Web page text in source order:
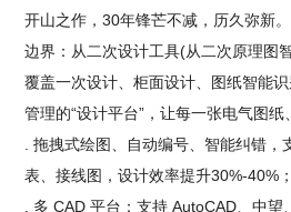
开山之作，30年锋芒不减，历久弥新
边界：从二次设计工具(从二次原理图
覆盖一次设计、柜面设计、图纸智能
管理的“设计平台”，让每一张电气图纸
. 拖拽式绘图、自动编号、智能纠错，
表、接线图，设计效率提升30%-40%；
. 多 CAD 平台：支持 AutoCAD、中望